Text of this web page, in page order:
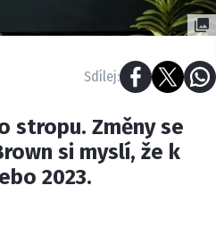
Sdílej:
stropu. Změny se
si myslí, že k
2023.